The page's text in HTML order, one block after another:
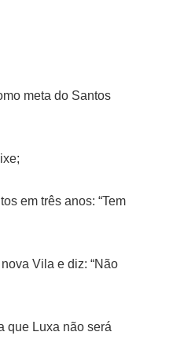
meta do Santos
em três anos: “Tem
Vila e diz: “Não
que Luxa não será